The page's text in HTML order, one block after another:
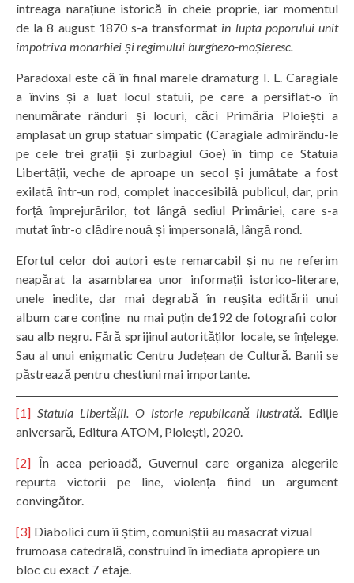
întreaga narațiune istorică în cheie proprie, iar momentul
de la 8 august 1870 s-a transformatîn lupta poporului unit
împotriva monarhiei și regimului burghezo-moșieresc.
Paradoxal este că în final marele dramaturg I. L. Caragiale
a învins și a luat locul statuii, pe care a persiflat-o în
nenumărate rânduri și locuri, căci Primăria Ploiești a
amplasat un grup statuar simpatic (Caragiale admirându-le
pe cele trei grații și zurbagiul Goe) în timp ce Statuia
Libertății, veche de aproape un secol și jumătate a fost
exilată într-un rod, complet inaccesibilă publicul, dar, prin
forță împrejurărilor, tot lângă sediul Primăriei, care s-a
mutat într-o clădire nouă și impersonală, lângă rond.
Efortul celor doi autori este remarcabil și nu ne referim
neapărat la asamblarea unor informații istorico-literare,
unele inedite, dar mai degrabă în reușita editării unui
album care conține nu mai puțin de192 de fotografii color
sau alb negru. Fără sprijinul autorităților locale, se înțelege.
Sau al unui enigmatic Centru Județean de Cultură. Banii se
păstrează pentru chestiuni mai importante.
[1] Statuia Libertății. O istorie republicană ilustrată. Ediție
aniversară, Editura ATOM, Ploiești, 2020.
[2] În acea perioadă, Guvernul care organiza alegerile
repurta victorii pe line, violența fiind un argument
convingător.
[3] Diabolici cum îi știm, comuniștii au masacrat vizual
frumoasa catedrală, construind în imediata apropiere un
bloc cu exact 7 etaje.